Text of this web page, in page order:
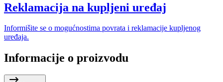
Reklamacija na kupljeni uređaj
Informišite se o mogućnostima povrata i reklamacije kupljenog
uređaja.
Informacije o proizvodu